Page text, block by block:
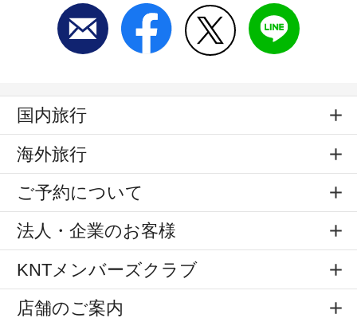
国内旅行
海外旅行
ご予約について
法人・企業のお客様
KNTメンバーズクラブ
店舗のご案内